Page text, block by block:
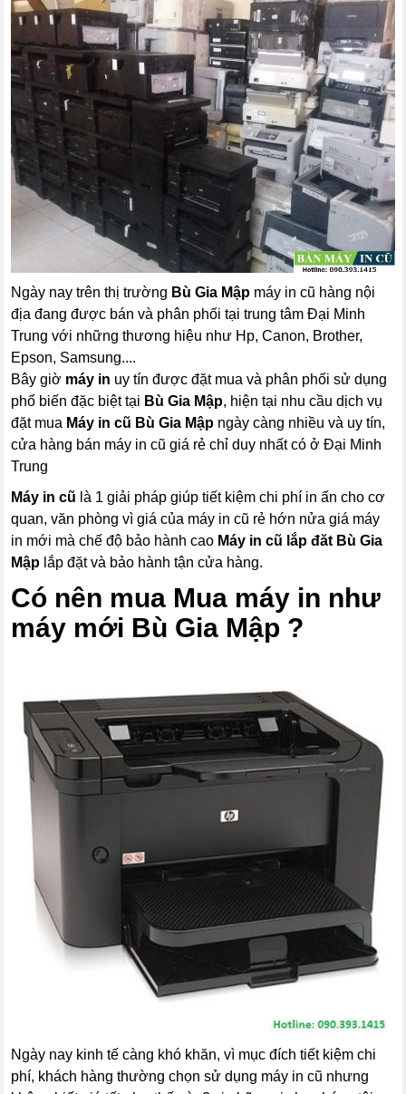
Ngày nay trên thị trường Bù Gia Mập máy in cũ hàng nội
địa đang được bán và phân phối tại trung tâm Đại Minh
Trung với những thương hiệu như Hp, Canon, Brother,
Epson, Samsung....
Bây giờ máy in uy tín được đặt mua và phân phối sử dụng
phổ biến đặc biệt tại Bù Gia Mập, hiện tại nhu cầu dịch vụ
đặt mua Máy in cũ Bù Gia Mập ngày càng nhiều và uy tín,
cửa hàng bán máy in cũ giá rẻ chỉ duy nhất có ở Đại Minh
Trung
Máy in cũ là 1 giải pháp giúp tiết kiệm chi phí in ấn cho cơ
quan, văn phòng vì giá của máy in cũ rẻ hớn nửa giá máy
in mới mà chế độ bảo hành cao Máy in cũ lắp đăt Bù Gia
Mập lắp đặt và bảo hành tận cửa hàng.
Có nên mua Mua máy in như
máy mới Bù Gia Mập ?
Ngày nay kinh tế càng khó khăn, vì mục đích tiết kiệm chi
phí, khách hàng thường chọn sử dụng máy in cũ nhưng